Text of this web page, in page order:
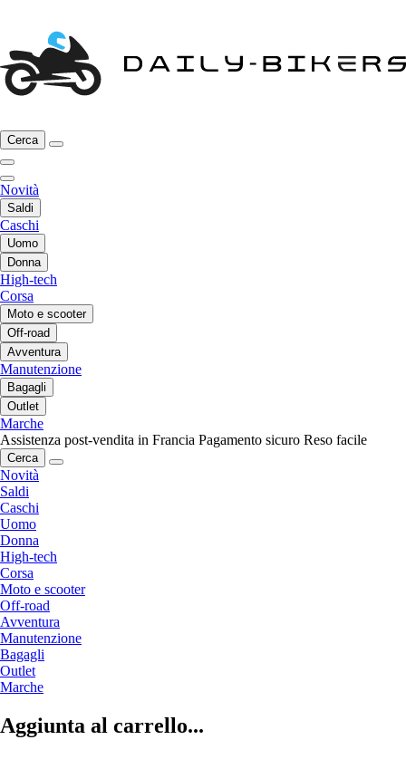
Cerca
Novità
Saldi
Caschi
Uomo
Donna
High-tech
Corsa
Moto e scooter
Off-road
Avventura
Manutenzione
Bagagli
Outlet
Marche
Assistenza post-vendita in Francia Pagamento sicuro Reso facile
Cerca
Novità
Saldi
Caschi
Uomo
Donna
High-tech
Corsa
Moto e scooter
Off-road
Avventura
Manutenzione
Bagagli
Outlet
Marche
Aggiunta al carrello...